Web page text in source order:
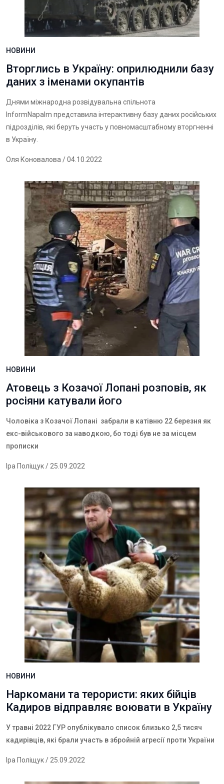
НОВИНИ
Вторглись в Україну: оприлюднили базу
даних з іменами окупантів
Днями міжнародна розвідувальна спільнота
InformNapalm представила інтерактивнубазу данихросійських
підрозділів, які беруть участь у повномасштабному вторгненні
в Україну.
Оля Коновалова / 04.10.2022
НОВИНИ
Атовець з Козачої Лопані розповів, як
росіяни катували його
Чоловіка з Козачої Лопані забрали в катівню 22 березня як
екс-військового за наводкою, бо тоді був не за місцем
прописки
Іра Поліщук/ 25.09.2022
НОВИНИ
Наркомани та терористи: яких бійців
Кадиров відправляє воювати в Україну
У травні 2022 ГУР опублікувало список близько 2,5 тисяч
кадирівців, які брали участь в збройній агресії проти України
Іра Поліщук/ 25.09.2022